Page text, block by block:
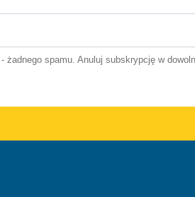
żadnego spamu. Anuluj subskrypcję w